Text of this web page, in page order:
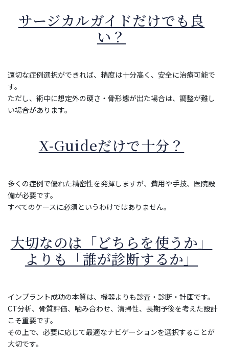
サージカルガイドだけでも良
い？
適切な症例選択ができれば、精度は十分高く、安全に治療可能で
す。
ただし、術中に想定外の硬さ・骨形態が出た場合は、調整が難し
い場合があります。
X-Guideだけで十分？
多くの症例で優れた精密性を発揮しますが、費用や手技、医院設
備が必要です。
すべてのケースに必須というわけではありません。
大切なのは「どちらを使うか」
よりも「誰が診断するか」
インプラント成功の本質は、機器よりも診査・診断・計画です。
CT分析、骨質評価、噛み合わせ、清掃性、長期予後を考えた設計
こそ重要です。
その上で、必要に応じて最適なナビゲーションを選択することが
大切です。